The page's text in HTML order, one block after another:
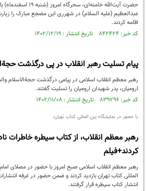
حضرت آیت‌الله خامنه‌ای،
عبدالعظیم (علیه السلام) در شهرری این مضجع مبارک را
اقامه کردند.
کد خبر: ۸۴۲۴۲۴ تاریخ انتشار : ۱۴۰۲/۱۲/۱۹
پیام تسلیت رهبر انقلاب در پی درگذشت
رهبر معظم انقلاب اسلامی در پیامی درگذشت حجةالاسلام
ارومیان، پدر شهیدان ارومیان را تسلیت گفتند.
کد خبر: ۸۳۹۲۹۶ تاریخ انتشار : ۱۴۰۲/۱۱/۰۸
با حضور در نمایشگاه بین المللی کتاب تهران؛
رهبر معظم انقلاب، از کتاب سیطره خاطرات
کردند+فیلم
رهبر معظم انقلاب اسلامی صبح امروز با حضور در مصلای
المللی کتاب تهران بازدید کردند و ضمن حضور در غرفه
انتشار کتاب سیطره قرار گرفتند.